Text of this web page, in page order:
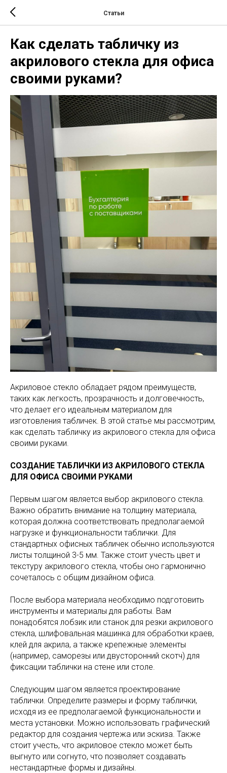
Статьи
Как сделать табличку из
акрилового стекла для офиса
своими руками?
Акриловое стекло обладает рядом преимуществ,
таких как легкость, прозрачность и долговечность,
что делает его идеальным материалом для
изготовления табличек. В этой статье мы рассмотрим,
как сделать табличку из акрилового стекла для офиса
своими руками.
СОЗДАНИЕ ТАБЛИЧКИ ИЗ АКРИЛОВОГО СТЕКЛА
ДЛЯ ОФИСА СВОИМИ РУКАМИ
Первым шагом является выбор акрилового стекла.
Важно обратить внимание на толщину материала,
которая должна соответствовать предполагаемой
нагрузке и функциональности таблички. Для
стандартных офисных табличек обычно используются
листы толщиной 3-5 мм. Также стоит учесть цвет и
текстуру акрилового стекла, чтобы оно гармонично
сочеталось с общим дизайном офиса.
После выбора материала необходимо подготовить
инструменты и материалы для работы. Вам
понадобятся лобзик или станок для резки акрилового
стекла, шлифовальная машинка для обработки краев,
клей для акрила, а также крепежные элементы
(например, саморезы или двусторонний скотч) для
фиксации таблички на стене или столе.
Следующим шагом является проектирование
таблички. Определите размеры и форму таблички,
исходя из ее предполагаемой функциональности и
места установки. Можно использовать графический
редактор для создания чертежа или эскиза. Также
стоит учесть, что акриловое стекло может быть
выгнуто или согнуто, что позволяет создавать
нестандартные формы и дизайны.